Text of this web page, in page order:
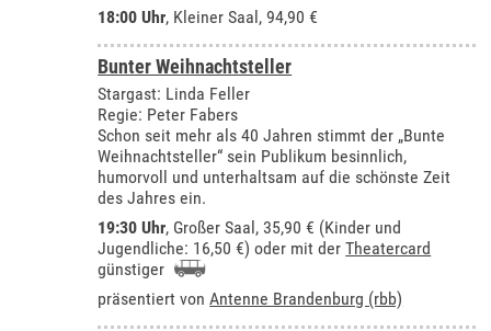
18:00 Uhr, Kleiner Saal, 94,90 €
Bunter Weihnachtsteller
Stargast: Linda Feller
Regie: Peter Fabers
Schon seit mehr als 40 Jahren stimmt der „Bunte
Weihnachtsteller“ sein Publikum besinnlich,
humorvoll und unterhaltsam auf die schönste Zeit
des Jahres ein.
19:30 Uhr, Großer Saal, 35,90 € (Kinder und
Jugendliche: 16,50 €) oder mit derTheatercard
günstiger
präsentiert vonAntenne Brandenburg (rbb)